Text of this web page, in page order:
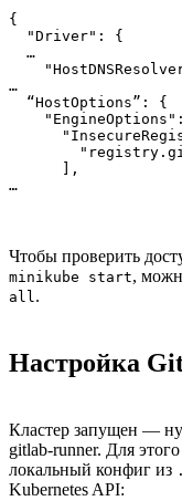
{
  "Driver": {
  …
…
  “HostOptions”: {
      ],
…
Чтобы проверить
minikube start,
all.
Настройка
Кластер запущен —
gitlab-runner. Для
локальный конфиг из
Kubernetes API: